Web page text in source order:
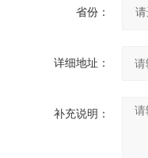
省份：
详细地址：
补充说明：